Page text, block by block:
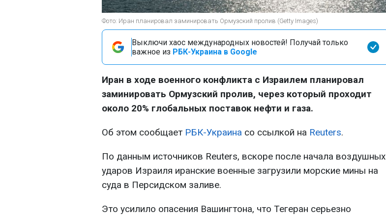
Фото: Иран планировал заминировать Ормузский пролив (Getty Images)
Выключи хаос международных новостей! Получай только
важное из РБК-Украина в Google
Иран в ходе военного конфликта с Израилем планировал
заминировать Ормузский пролив, через который проходит
около 20% глобальных поставок нефти и газа.
Об этом сообщает РБК-Украина со ссылкой на Reuters.
По данным источников Reuters, вскоре после начала воздушных
ударов Израиля иранские военные загрузили морские мины на
суда в Персидском заливе.
Это усилило опасения Вашингтона, что Тегеран серьезно